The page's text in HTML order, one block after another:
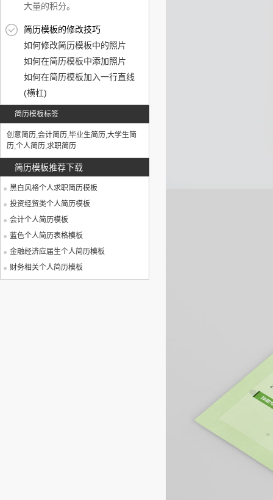
大量的积分。
简历模板的修改技巧
如何修改简历模板中的照片
如何在简历模板中添加照片
如何在简历模板加入一行直线
(横杠)
简历模板标签
创意简历,会计简历,毕业生简历,大学生简
历,个人简历,求职简历
简历模板推荐下载
黑白风格个人求职简历模板
投资经贸类个人简历模板
会计个人简历模板
蓝色个人简历表格模板
金融经济应届生个人简历模板
财务相关个人简历模板